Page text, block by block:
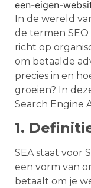
In de wereld
de termen SEO
richt op
om betaalde
precies in en
groeien? In
Search Engine
1.
SEA staat voor
een vorm van
betaalt om je